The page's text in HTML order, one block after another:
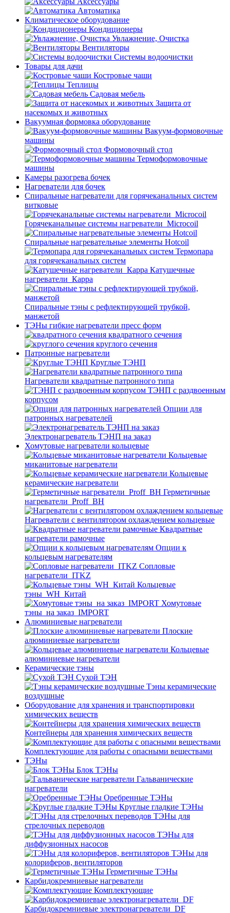
Автоматика
Климатическое оборудование
Кондиционеры
Увлажнение, Очистка
Вентиляторы
Системы водоочистки
Товары для дачи
Костровые чаши
Теплицы
Садовая мебель
Защита от
насекомых и животных
Вакуумная формовка оборудование
Вакуум-формовочные
машины
Формовочный стол
Термоформовочные
машины
Камеры разогрева бочек
Нагреватели для бочек
Спиральные нагреватели для горячеканальных систем
витковые
Горячеканальные системы нагреватели_Microcoil
Спиральные нагревательные элементы Hotcoil
Термопара
для горячеканальных систем
Катушечные
нагреватели_Карра
Спиральные тэны с рефлектирующей трубкой,
манжетой
ТЭНы гибкие нагреватели пресс форм
квадратного сечения
круглого сечения
Патронные нагреватели
Круглые ТЭНП
Нагреватели квадратные патронного типа
ТЭНП с раздвоенным
корпусом
Опции для
патронных нагревателей
Электронагреватель ТЭНП на заказ
Хомутовые нагреватели кольцевые
Кольцевые
миканитовые нагреватели
Кольцевые
керамические нагреватели
Герметичные
нагреватели_Proff_BH
Нагреватели с вентилятором охлаждением кольцевые
Квадратные
нагреватели рамочные
Опции к
кольцевым нагревателям
Cопловые
нагреватели_ITKZ
Кольцевые
тэны_WH_Китай
Хомутовые
тэны_на заказ_IMPORT
Алюминиевые нагреватели
Плоские
алюминиевые нагреватели
Кольцевые
алюминиевые нагреватели
Керамические тэны
Сухой ТЭН
Тэны керамические
воздушные
Оборудование для хранения и транспортировки
химических веществ
Контейнеры для хранения химических веществ
Комплектующие для работы с опасными веществами
ТЭНы
Блок ТЭНы
Гальванические
нагреватели
Оребренные ТЭНы
Круглые гладкие ТЭНы
ТЭНы для
стрелочных переводов
ТЭНы для
диффузионных насосов
ТЭНы для
колориферов, вентиляторов
Герметичные ТЭНы
Карбидокремниевые нагреватели
Комплектующие
Карбидокремниевые электронагреватели_DF